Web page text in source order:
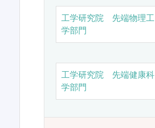
工学研究院 先端物理工
学部門
工学研究院 先端健康科
学部門